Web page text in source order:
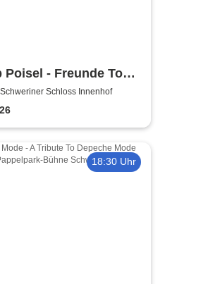
Poisel - Freunde Tour
Schloss Innenhof
18:30 Uhr